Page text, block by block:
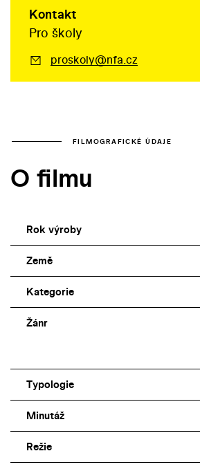
Kontakt
Pro školy
proskoly@nfa.cz
FILMOGRAFICKÉ ÚDAJE
O filmu
Rok výroby
Země
Kategorie
Žánr
Typologie
Minutáž
Režie